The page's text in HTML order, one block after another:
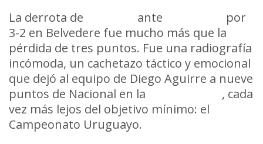
La derrota de ante
por
3-2 en Belvedere fue mucho más que la
pérdida de tres puntos. Fue una radiografía
incómoda, un cachetazo táctico y emocional
que dejó al equipo de Diego Aguirre a nueve
puntos de Nacional en la
, cada
vez más lejos del objetivo mínimo: el
Campeonato Uruguayo.